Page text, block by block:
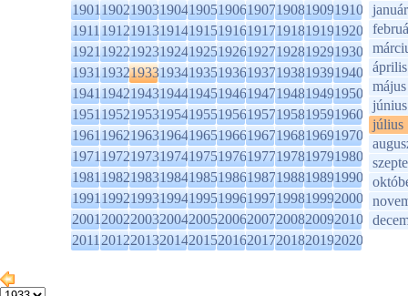
1901190219031904190519061907190819091910
1911191219131914191519161917191819191920
1921192219231924192519261927192819291930
1931193219331934193519361937193819391940
1941194219431944194519461947194819491950
1951195219531954195519561957195819591960
1961196219631964196519661967196819691970
1971197219731974197519761977197819791980
1981198219831984198519861987198819891990
1991199219931994199519961997199819992000
2001200220032004200520062007200820092010
2011201220132014201520162017201820192020
január
április
május
június
július